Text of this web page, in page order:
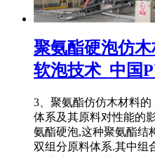
聚氨酯硬泡仿
软泡技术_中国
3、聚氨酯仿仿木材料
体系及其原料对性能的
氨酯硬泡,这种聚氨酯结
双组分原料体系.其中组